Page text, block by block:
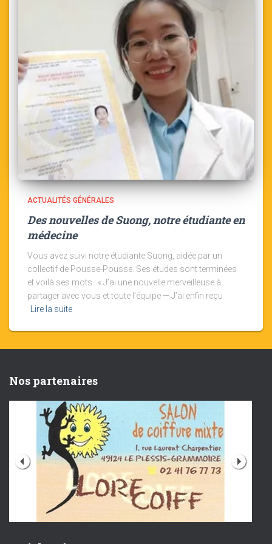
ACTUALITÉS GÉNÉRALES
Des nouvelles de Suong, notre étudiante en
médecine
Vous avez suivi notre étudiante Suong, aidée par un
collectif de Pousse-Pousse. Ses études sont terminées
et voilà ses mots : « J’ai une nouvelle merveilleuse à
partager avec vous et toute l’équipe — J’ai enfin reçu
Lire la suite
Nos partenaires